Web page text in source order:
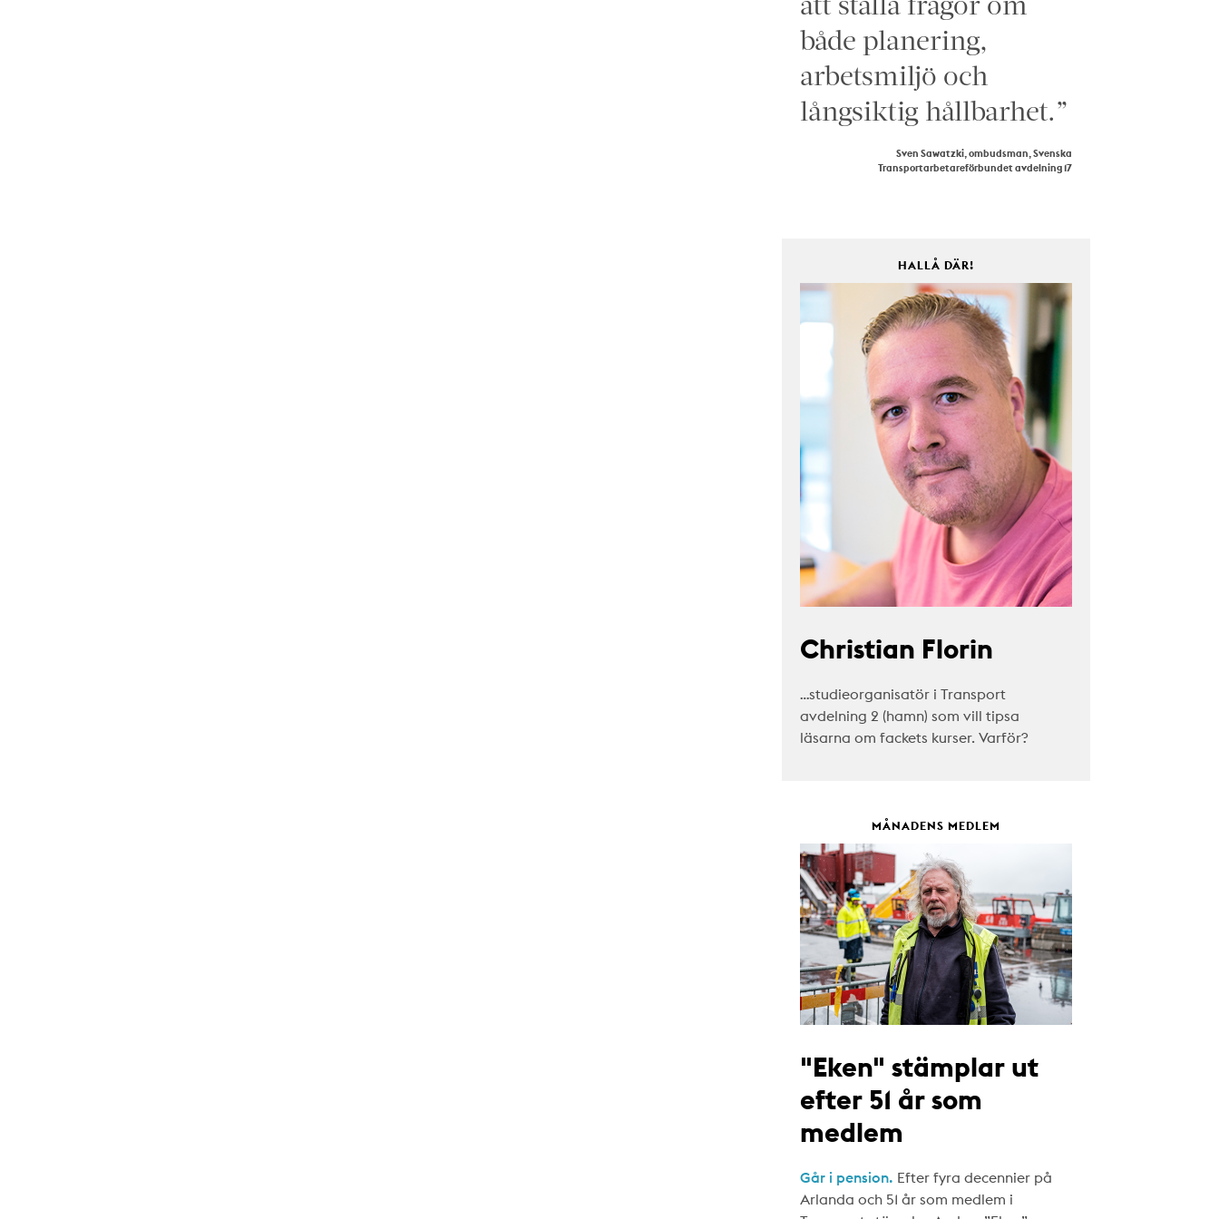
både planering,
arbetsmiljö och
långsiktig hållbarhet.”
Sven Sawatzki, ombudsman, Svenska
Transportarbetareförbundet avdelning 17
HALLÅ DÄR!
Christian Florin
…studieorganisatör i Transport
avdelning 2 (hamn) som vill tipsa
läsarna om fackets kurser. Varför?
MÅNADENS MEDLEM
"Eken" stämplar ut
efter 51 år som
medlem
Går i pension. Efter fyra decennier på
Arlanda och 51 år som medlem i